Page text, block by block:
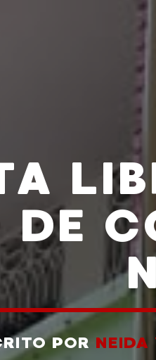
DE
PORNEIDA